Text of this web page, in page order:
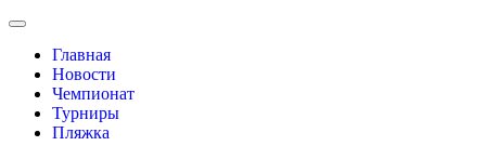
Главная
Новости
Чемпионат
Турниры
Пляжка